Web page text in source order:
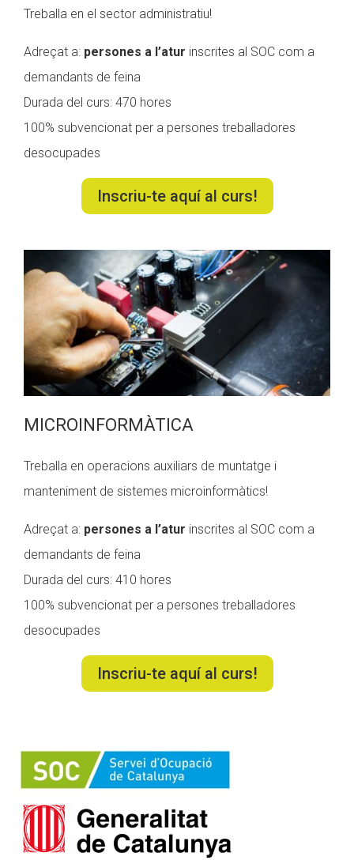
Treballa en el sector administratiu!
Adreçat a: persones a l’atur inscrites al SOC com a
demandants de feina
Durada del curs: 470 hores
100% subvencionat per a persones treballadores
desocupades
Inscriu-te aquí al curs!
MICROINFORMÀTICA
Treballa en operacions auxiliars de muntatge i
manteniment de sistemes microinformàtics!
Adreçat a: persones a l’atur inscrites al SOC com a
demandants de feina
Durada del curs: 410 hores
100% subvencionat per a persones treballadores
desocupades
Inscriu-te aquí al curs!